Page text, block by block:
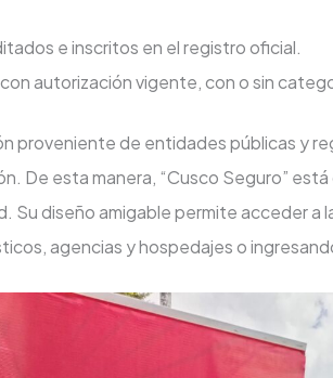
e inscritos en el registro oficial.
autorización vigente, con o sin
proveniente de entidades públicas y
De esta manera, “Cusco Seguro”
Su diseño amigable permite acceder
agencias y hospedajes o